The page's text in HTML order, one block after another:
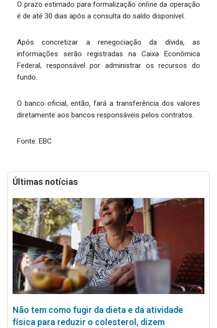
O prazo estimado para formalização onlineda operação
é de até 30 dias após a consulta do saldo disponível.
Após concretizar a renegociação da dívida, as
informações serão registradas na Caixa Econômica
Federal, responsável por administrar os recursos do
fundo.
O banco oficial, então, fará a transferência dos valores
diretamente aos bancos responsáveis pelos contratos.
Fonte: EBC
Últimas notícias
Não tem como fugir da dieta e da atividade
física para reduzir o colesterol, dizem